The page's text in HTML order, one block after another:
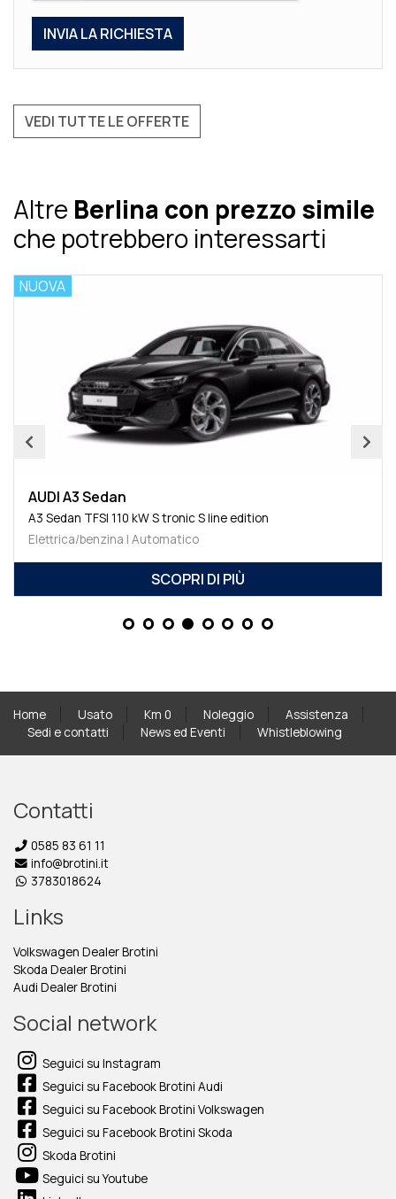
VEDI TUTTE LE OFFERTE
Altre Berlina con prezzo simile
che potrebbero interessarti
NUOVA
AUDI A3 Sedan
A3 Sedan TFSI 110 kW S tronic S line edition
Elettrica/benzina | Automatico
SCOPRI DI PIÙ
Home Usato Km 0 Noleggio
Assistenza
Sedi e contatti
News ed Eventi Whistleblowing
Contatti
0585 83 61 11
info@brotini.it
3783018624
Links
Volkswagen Dealer Brotini
Skoda Dealer Brotini
Audi Dealer Brotini
Social network
Seguici su Instagram
Seguici su Facebook Brotini Audi
Seguici su Facebook Brotini Volkswagen
Seguici su Facebook Brotini Skoda
Skoda Brotini
Seguici su Youtube